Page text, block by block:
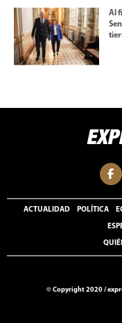
Al
ACTUALIDAD POLÍTICA
© Copyright 2020 /